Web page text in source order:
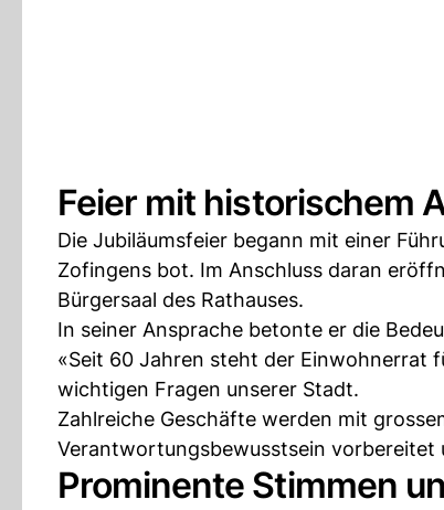
Feier mit historischem
Die Jubiläumsfeier begann mit einer
Zofingens bot. Im Anschluss daran
Bürgersaal des Rathauses.
In seiner Ansprache betonte er die
«Seit 60 Jahren steht der Einwohnerrat
wichtigen Fragen unserer Stadt.
Zahlreiche Geschäfte werden mit
Verantwortungsbewusstsein vorbereitet
Prominente Stimmen